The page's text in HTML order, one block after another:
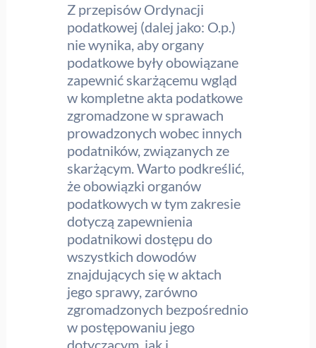
Z przepisów Ordynacji
podatkowej (dalej jako: O.p.)
nie wynika, aby organy
podatkowe były obowiązane
zapewnić skarżącemu wgląd
w kompletne akta podatkowe
zgromadzone w sprawach
prowadzonych wobec innych
podatników, związanych ze
skarżącym. Warto podkreślić,
że obowiązki organów
podatkowych w tym zakresie
dotyczą zapewnienia
podatnikowi dostępu do
wszystkich dowodów
znajdujących się w aktach
jego sprawy, zarówno
zgromadzonych bezpośrednio
w postępowaniu jego